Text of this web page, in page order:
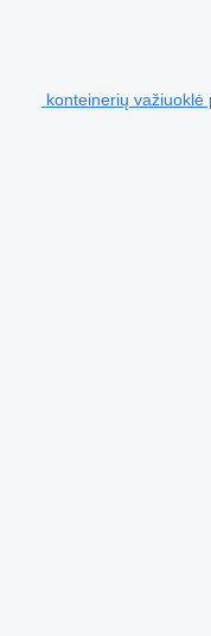
konteinerių važiuoklė